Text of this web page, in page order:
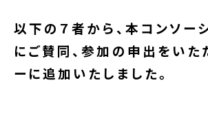
以下の７者から、本コンソー
にご賛同、参加の申出をいた
ーに追加いたしました。